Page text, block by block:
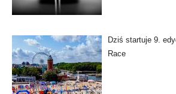
Dziś startuje 9.
Race